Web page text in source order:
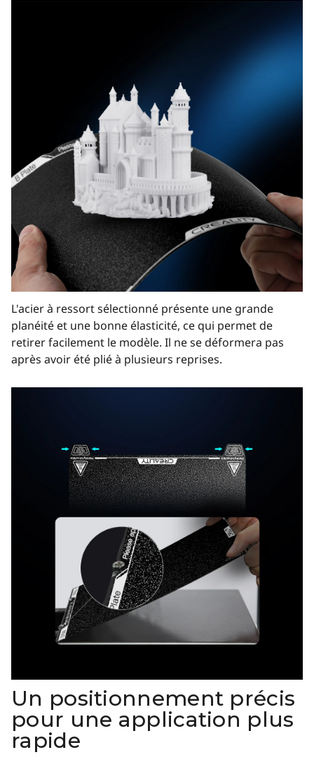
L'acier à ressort sélectionné présente une grande
planéité et une bonne élasticité, ce qui permet de
retirer facilement le modèle. Il ne se déformera pas
après avoir été plié à plusieurs reprises.
Un positionnement précis
pour une application plus
rapide